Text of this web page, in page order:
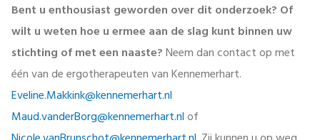
Bent u enthousiast geworden over dit onderzoek? Of
wilt u weten hoe u ermee aan de slag kunt binnen uw
stichting of met een naaste?Neem dan contact op met
één van de ergotherapeuten van Kennemerhart.
Eveline.Makkink@kennemerhart.nl
Maud.vanderBorg@kennemerhart.nlof